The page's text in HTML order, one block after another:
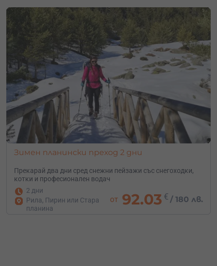
Зимен планински преход 2 дни
Прекарай два дни сред снежни пейзажи със снегоходки,
котки и професионален водач
2 дни
Рила, Пирин или Стара
планина
от 92.03 € / 180 лв.